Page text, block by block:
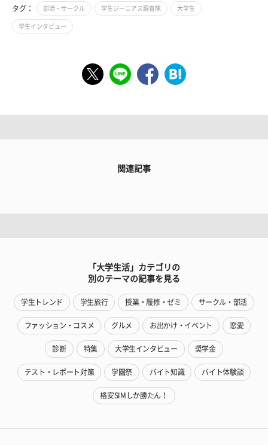
タグ： 部活・サークル 学生ジーニアス調査隊 大学生
学生インタビュー
関連記事
「大学生活」カテゴリの
別のテーマの記事を見る
学生トレンド 学生旅行 授業・履修・ゼミ サークル・部活
ファッション・コスメ グルメ お出かけ・イベント 恋愛
診断 特集 大学生インタビュー 奨学金
テスト・レポート対策 学園祭 バイト知識 バイト体験談
格安SIMしか勝たん！